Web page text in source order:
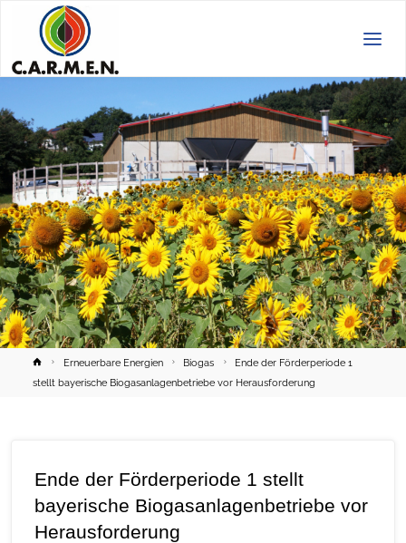
HomeErneuerbare Energien Biogas
Ende der Förderperiode 1
stellt bayerische Biogasanlagenbetriebe vor Herausforderung
Ende der Förderperiode 1 stellt
bayerische Biogasanlagenbetriebe vor
Herausforderung